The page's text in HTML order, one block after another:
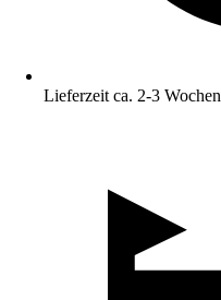
Lieferzeit ca. 2-3 Wochen